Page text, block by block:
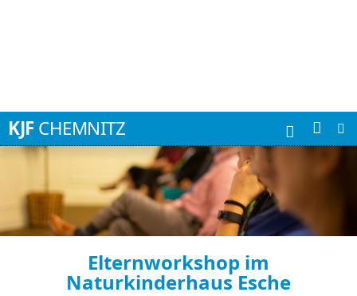
Elternworkshop im
Naturkinderhaus Esche